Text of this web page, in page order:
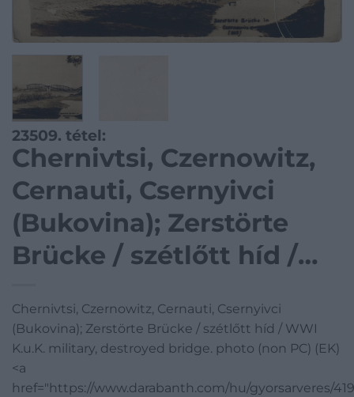
23509. tétel:
Chernivtsi, Czernowitz,
Cernauti, Csernyivci
(Bukovina); Zerstörte
Brücke / szétlőtt híd /
destroyed bridge. photo
(non PC) (EK)
Chernivtsi, Czernowitz, Cernauti, Csernyivci
(Bukovina); Zerstörte Brücke / szétlőtt híd / WWI
K.u.K. military, destroyed bridge. photo (non PC) (EK)
<a
href="https://www.darabanth.com/hu/gyorsarveres/